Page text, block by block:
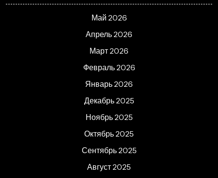
Май 2026
Апрель 2026
Март 2026
Февраль 2026
Январь 2026
Декабрь 2025
Ноябрь 2025
Октябрь 2025
Сентябрь 2025
Август 2025